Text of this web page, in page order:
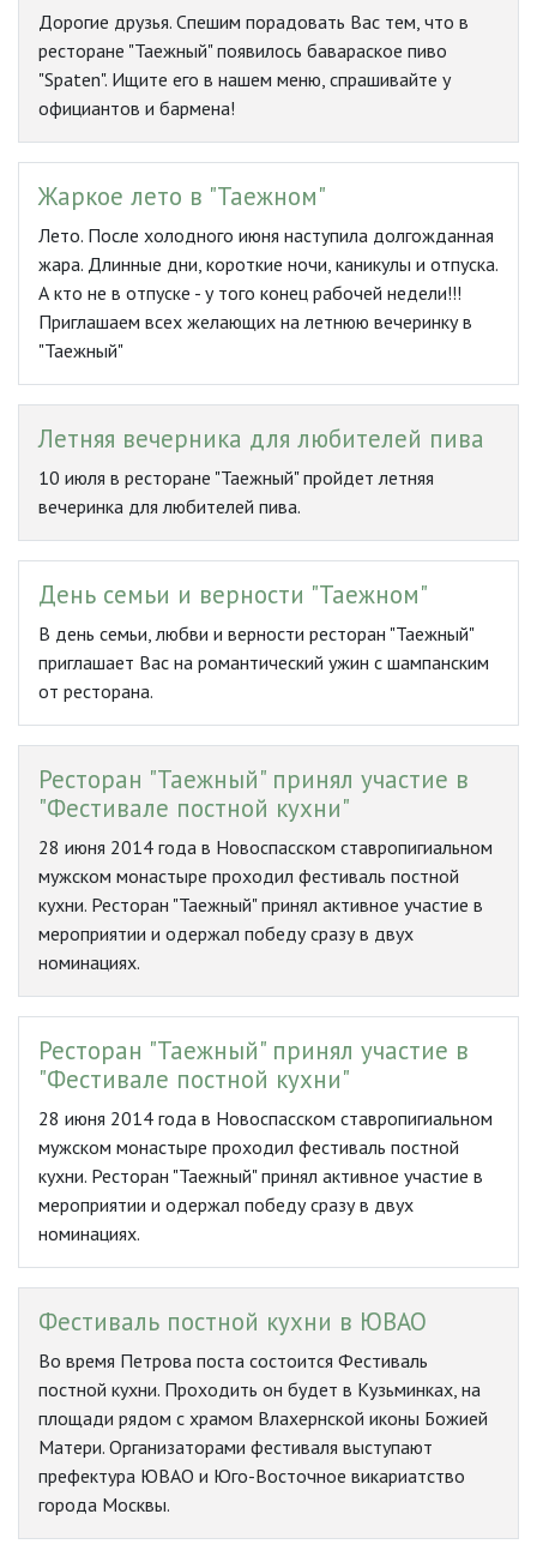
Дорогие друзья. Спешим порадовать Вас тем, что в
ресторане "Таежный" появилось бавараское пиво
"Spaten". Ищите его в нашем меню, спрашивайте у
официантов и бармена!
Жаркое лето в "Таежном"
Лето. После холодного июня наступила долгожданная
жара. Длинные дни, короткие ночи, каникулы и отпуска.
А кто не в отпуске - у того конец рабочей недели!!!
Приглашаем всех желающих на летнюю вечеринку в
"Таежный"
Летняя вечерника для любителей пива
10 июля в ресторане "Таежный" пройдет летняя
вечеринка для любителей пива.
День семьи и верности "Таежном"
В день семьи, любви и верности ресторан "Таежный"
приглашает Вас на романтический ужин с шампанским
от ресторана.
Ресторан "Таежный" принял участие в
"Фестивале постной кухни"
28 июня 2014 года в Новоспасском ставропигиальном
мужском монастыре проходил фестиваль постной
кухни. Ресторан "Таежный" принял активное участие в
мероприятии и одержал победу сразу в двух
номинациях.
Ресторан "Таежный" принял участие в
"Фестивале постной кухни"
28 июня 2014 года в Новоспасском ставропигиальном
мужском монастыре проходил фестиваль постной
кухни. Ресторан "Таежный" принял активное участие в
мероприятии и одержал победу сразу в двух
номинациях.
Фестиваль постной кухни в ЮВАО
Во время Петрова поста состоится Фестиваль
постной кухни. Проходить он будет в Кузьминках, на
площади рядом с храмом Влахернской иконы Божией
Матери. Организаторами фестиваля выступают
префектура ЮВАО и Юго-Восточное викариатство
города Москвы.